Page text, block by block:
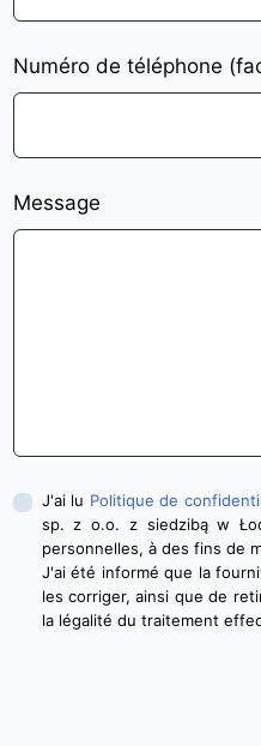
Numéro de téléphone
Message
J'ai lu Politique de
sp. z o.o. z siedzibą w
personnelles, à des fins de
J'ai été informé que la
les corriger, ainsi que de
la légalité du traitement